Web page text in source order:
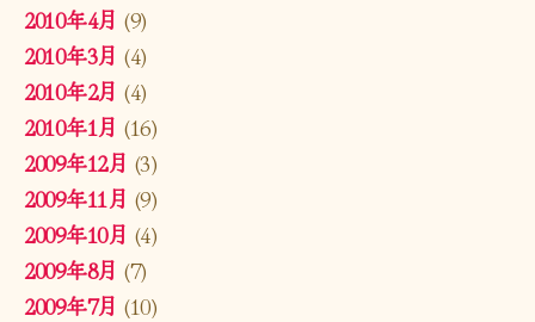
2010年4月 (9)
2010年3月 (4)
2010年2月 (4)
2010年1月 (16)
2009年12月 (3)
2009年11月 (9)
2009年10月 (4)
2009年8月 (7)
2009年7月 (10)